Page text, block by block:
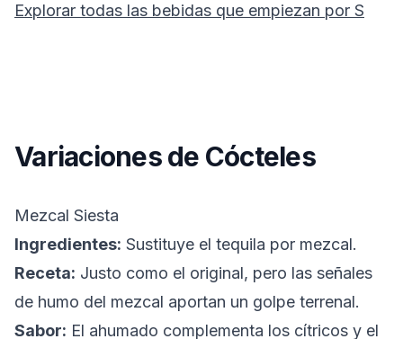
Explorar todas las bebidas que empiezan por S
Variaciones de Cócteles
Mezcal Siesta
Ingredientes: Sustituye el tequila por mezcal.
Receta: Justo como el original, pero las señales
de humo del mezcal aportan un golpe terrenal.
Sabor: El ahumado complementa los cítricos y el